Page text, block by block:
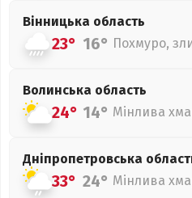
Вінницька область
23° 16° Похмуро,
Волинська область
24° 14° Мінлива
Дніпропетровська
33° 24° Мінлива